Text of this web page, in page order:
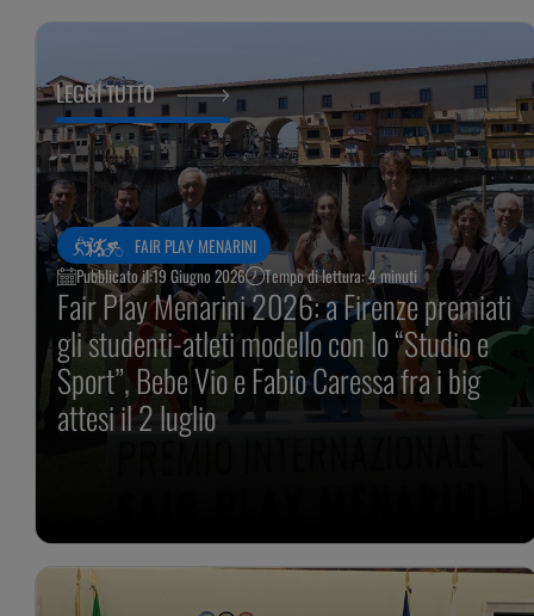
FAIR PLAY MENARINI
Pubblicato il:19 Giugno 2026 Tempo di lettura: 4 minuti
Fair Play Menarini 2026: a Firenze premiati
gli studenti-atleti modello con lo “Studio e
Sport”, Bebe Vio e Fabio Caressa fra i big
attesi il 2 luglio
LEGGI TUTTO